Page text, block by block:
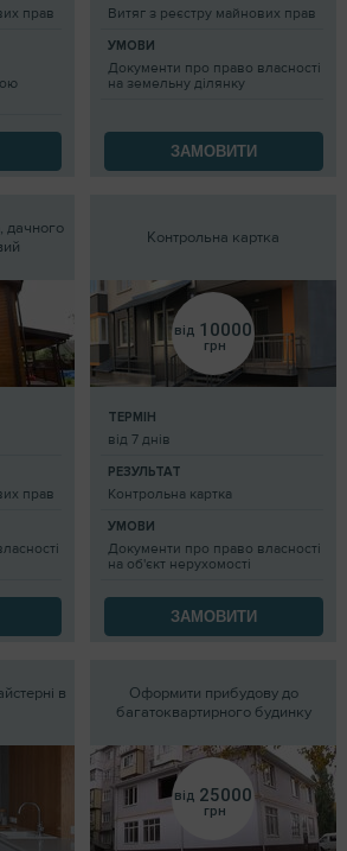
прав Витяг з реєстру майнових прав
УМОВИ
Документи про право власності
на земельну ділянку
ЗАМОВИТИ
дачного
прав
Контрольна картка
від 10000
грн
ТЕРМІН
від 7 днів
РЕЗУЛЬТАТ
Контрольна картка
УМОВИ
Документи про право власності
на об'єкт нерухомості
ЗАМОВИТИ
в
Оформити прибудову до
багатоквартирного будинку
від 25000
грн